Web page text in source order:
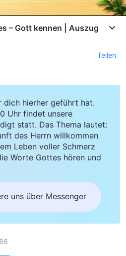
– Gott kennen | Auszug
Teilen
dich hierher geführt hat.
Uhr findet unsere
statt. Das Thema lautet:
des Herrn willkommen
Leben voller Schmerz
Worte Gottes hören und
uns über Messenger